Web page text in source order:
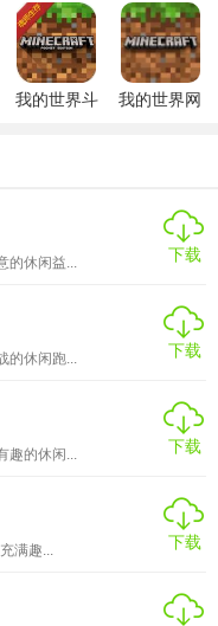
予玩家特定的物品和数
指令可以切换玩家的游
模式等。
改变游戏世界的天气状
将游戏时间调整到特定
验。
标和玩法，玩家可以自
的世界。
我的世界斗
我的世界网
的休闲益...
下载
的休闲跑...
下载
趣的休闲...
下载
满趣...
下载